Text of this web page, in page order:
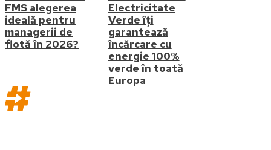
FMS alegerea
ideală pentru
managerii de
flotă în 2026?
Electricitate
Verde îți
garantează
încărcare cu
energie 100%
verde în toată
Europa